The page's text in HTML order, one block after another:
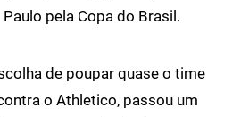
pela Copa do Brasil.
de poupar quase o time
o Athletico, passou um